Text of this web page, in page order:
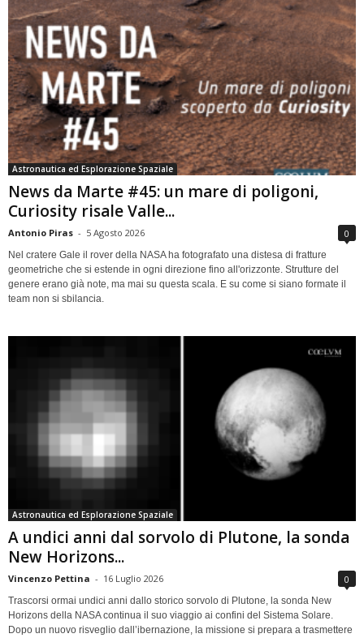
Astronautica ed Esplorazione Spaziale
News da Marte #45: un mare di poligoni,
Curiosity risale Valle...
Antonio Piras - 5 Agosto 2026 0
Nel cratere Gale il rover della NASA ha fotografato una distesa di fratture
geometriche che si estende in ogni direzione fino all'orizzonte. Strutture del
genere erano già note, ma mai su questa scala. E su come si siano formate il
team non si sbilancia.
Astronautica ed Esplorazione Spaziale
A undici anni dal sorvolo di Plutone, la sonda
New Horizons...
Vincenzo Pettina - 16 Luglio 2026 0
Trascorsi ormai undici anni dallo storico sorvolo di Plutone, la sonda New
Horizons della NASA continua il suo viaggio ai confini del Sistema Solare.
Dopo un nuovo risveglio dall’ibernazione, la missione si prepara a trasmettere